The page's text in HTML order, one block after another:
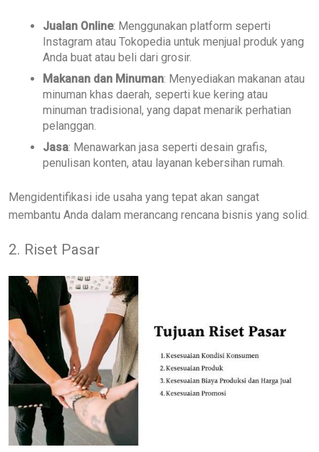
Jualan Online: Menggunakan platform seperti
Instagram atau Tokopedia untuk menjual produk yang
Anda buat atau beli dari grosir.
Makanan dan Minuman: Menyediakan makanan atau
minuman khas daerah, seperti kue kering atau
minuman tradisional, yang dapat menarik perhatian
pelanggan.
Jasa: Menawarkan jasa seperti desain grafis,
penulisan konten, atau layanan kebersihan rumah.
Mengidentifikasi ide usaha yang tepat akan sangat
membantu Anda dalam merancang rencana bisnis yang solid.
2. Riset Pasar